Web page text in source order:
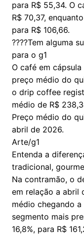
para R$ 55,34. O
R$ 70,37,
para R$ 106,66.
????️Tem alguma
para o g1
O café em
preço médio do
o drip coffee
médio de R$
Preço médio do
abril de 2026.
Arte/g1
Entenda a
tradicional,
Na contramão, o
em relação a abril
médio chegando a
segmento mais
16,8%, para R$